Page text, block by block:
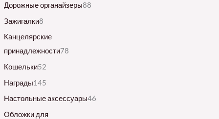
Дорожные органайзеры88
Зажигалки8
Канцелярские
принадлежности78
Кошельки52
Награды145
Настольные аксессуары46
Обложки для